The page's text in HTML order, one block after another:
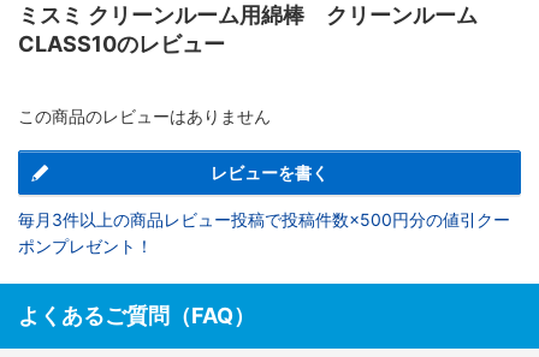
ミスミ クリーンルーム用綿棒 クリーンルーム
CLASS10のレビュー
この商品のレビューはありません
レビューを書く
毎月3件以上の商品レビュー投稿で投稿件数×500円分の値引クー
ポンプレゼント！
よくあるご質問（FAQ）